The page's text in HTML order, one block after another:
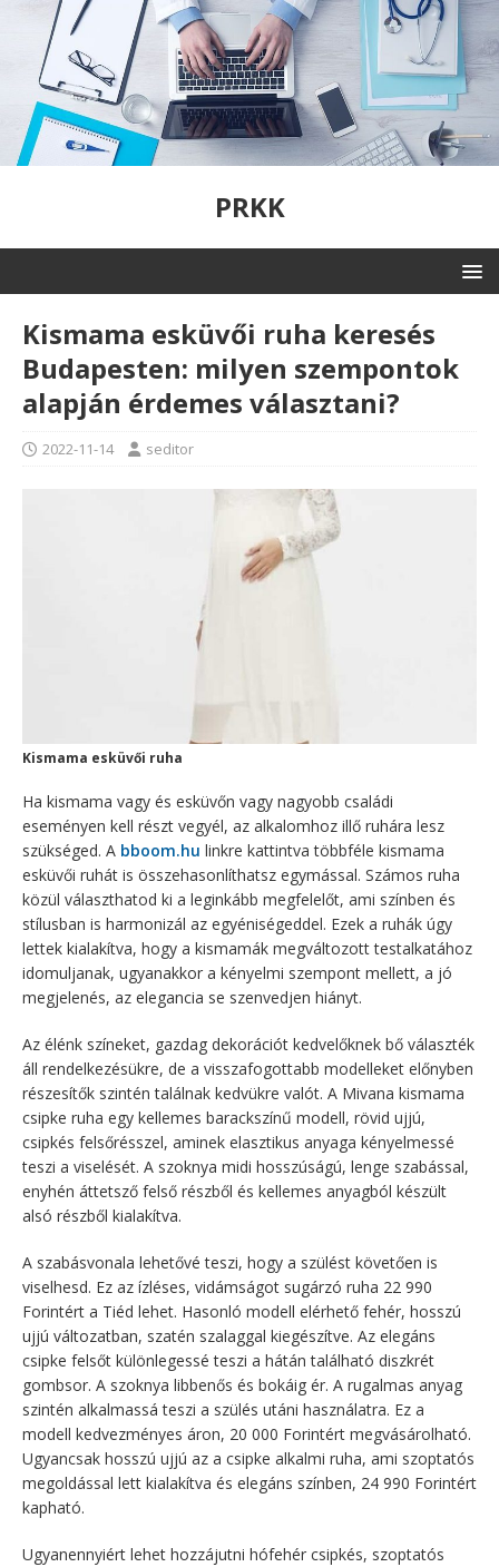
PRKK
Kismama esküvői ruha keresés
Budapesten: milyen szempontok
alapján érdemes választani?
2022-11-14 seditor
Kismama esküvői ruha
Ha kismama vagy és esküvőn vagy nagyobb családi
eseményen kell részt vegyél, az alkalomhoz illő ruhára lesz
szükséged. A bboom.hu linkre kattintva többféle kismama
esküvői ruhát is összehasonlíthatsz egymással. Számos ruha
közül választhatod ki a leginkább megfelelőt, ami színben és
stílusban is harmonizál az egyéniségeddel. Ezek a ruhák úgy
lettek kialakítva, hogy a kismamák megváltozott testalkatához
idomuljanak, ugyanakkor a kényelmi szempont mellett, a jó
megjelenés, az elegancia se szenvedjen hiányt.
Az élénk színeket, gazdag dekorációt kedvelőknek bő választék
áll rendelkezésükre, de a visszafogottabb modelleket előnyben
részesítők szintén találnak kedvükre valót. A Mivana kismama
csipke ruha egy kellemes barackszínű modell, rövid ujjú,
csipkés felsőrésszel, aminek elasztikus anyaga kényelmessé
teszi a viselését. A szoknya midi hosszúságú, lenge szabással,
enyhén áttetsző felső részből és kellemes anyagból készült
alsó részből kialakítva.
A szabásvonala lehetővé teszi, hogy a szülést követően is
viselhesd. Ez az ízléses, vidámságot sugárzó ruha 22 990
Forintért a Tiéd lehet. Hasonló modell elérhető fehér, hosszú
ujjú változatban, szatén szalaggal kiegészítve. Az elegáns
csipke felsőt különlegessé teszi a hátán található diszkrét
gombsor. A szoknya libbenős és bokáig ér. A rugalmas anyag
szintén alkalmassá teszi a szülés utáni használatra. Ez a
modell kedvezményes áron, 20 000 Forintért megvásárolható.
Ugyancsak hosszú ujjú az a csipke alkalmi ruha, ami szoptatós
megoldással lett kialakítva és elegáns színben, 24 990 Forintért
kapható.
Ugyanennyiért lehet hozzájutni hófehér csipkés, szoptatós